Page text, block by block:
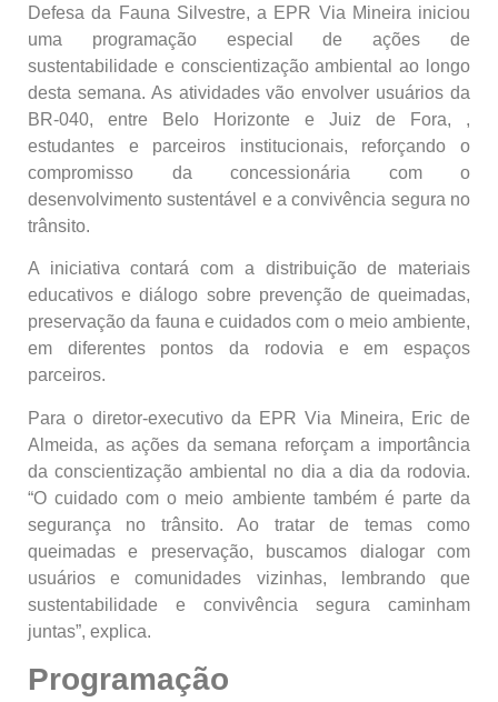
Defesa da Fauna Silvestre, a EPR Via Mineira iniciou
uma programação especial de ações de
sustentabilidade e conscientização ambiental ao longo
desta semana. As atividades vão envolver usuários da
BR-040, entre Belo Horizonte e Juiz de Fora, ,
estudantes e parceiros institucionais, reforçando o
compromisso da concessionária com o
desenvolvimento sustentável e a convivência segura no
trânsito.
A iniciativa contará com a distribuição de materiais
educativos e diálogo sobre prevenção de queimadas,
preservação da fauna e cuidados com o meio ambiente,
em diferentes pontos da rodovia e em espaços
parceiros.
Para o diretor-executivo da EPR Via Mineira, Eric de
Almeida, as ações da semana reforçam a importância
da conscientização ambiental no dia a dia da rodovia.
“O cuidado com o meio ambiente também é parte da
segurança no trânsito. Ao tratar de temas como
queimadas e preservação, buscamos dialogar com
usuários e comunidades vizinhas, lembrando que
sustentabilidade e convivência segura caminham
juntas”, explica.
Programação